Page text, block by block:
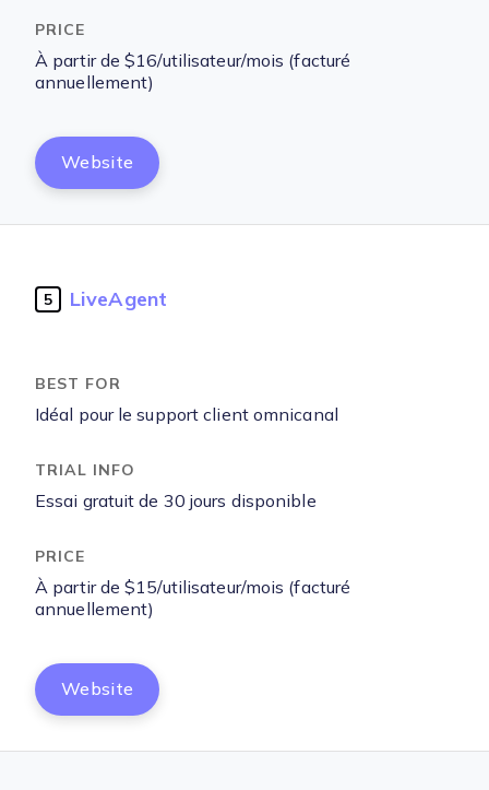
À partir de $16/utilisateur/mois (facturé
annuellement)
Website
5 LiveAgent
Idéal pour le support client omnicanal
Essai gratuit de 30 jours disponible
À partir de $15/utilisateur/mois (facturé
annuellement)
Website